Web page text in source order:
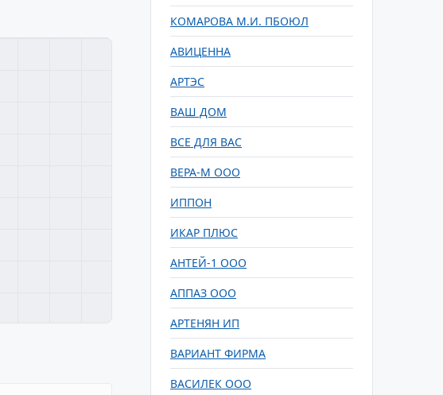
КОМАРОВА М.И. ПБОЮЛ
АВИЦЕННА
АРТЭС
ВАШ ДОМ
ВСЕ ДЛЯ ВАС
ВЕРА-М ООО
ИППОН
ИКАР ПЛЮС
АНТЕЙ-1 ООО
АППАЗ ООО
АРТЕНЯН ИП
ВАРИАНТ ФИРМА
ВАСИЛЕК ООО